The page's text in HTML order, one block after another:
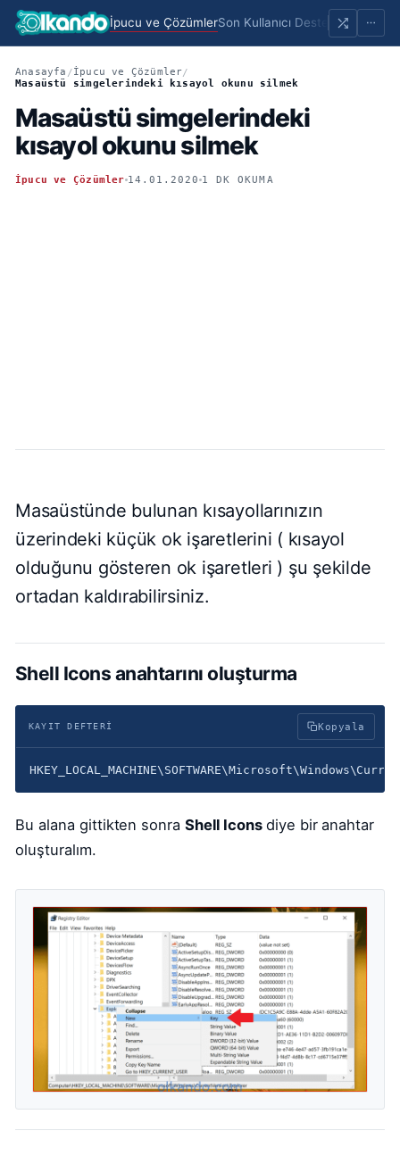
İpucu ve ÇözümlerSon Kullanıcı Destek Portfolio
Anasayfa /İpucu ve Çözümler/
Masaüstü simgelerindeki kısayol okunu silmek
Masaüstü simgelerindeki
kısayol okunu silmek
İpucu ve Çözümler 14.01.2020 1 DK OKUMA
Masaüstünde bulunan kısayollarınızın
üzerindeki küçük ok işaretlerini ( kısayol
olduğunu gösteren ok işaretleri ) şu şekilde
ortadan kaldırabilirsiniz.
Shell Icons anahtarını oluşturma
KAYIT DEFTERI Kopyala
Bu alana gittikten sonraShell Icons diye bir anahtar
oluşturalım.